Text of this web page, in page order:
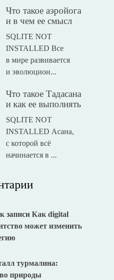
Что такое аэройога
и в чем ее смысл
SQLITE NOT
INSTALLED Все
в мире развивается
и эволюцион...
Что такое Тадасана
и как ее выполнять
SQLITE NOT
INSTALLED Асана,
с которой всё
начинается в ...
записи Как digital
может изменить
турмалина:
природы